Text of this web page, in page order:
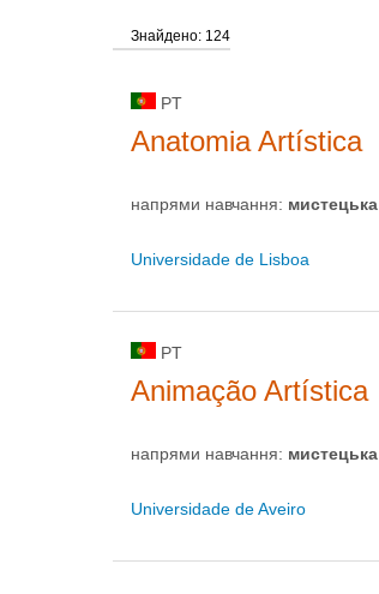
Знайдено: 124
PT
Anatomia Artística
напрями навчання: мистецькa
Universidade de Lisboa
PT
Animação Artística
напрями навчання: мистецькa
Universidade de Aveiro